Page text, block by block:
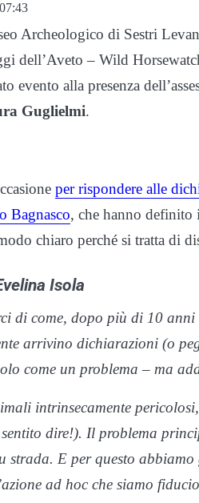
Archeologico di Sestri
dell’Aveto – Wild
evento alla presenza
Guglielmi.
per rispondere alle
Bagnasco, che hanno definito
chiaro perché si tratta di
Isola
di come, dopo più di 10
arrivino dichiarazioni (o
come un problema – ma
intrinsecamente
dire!). Il problema
strada. E per questo
ad hoc che siamo